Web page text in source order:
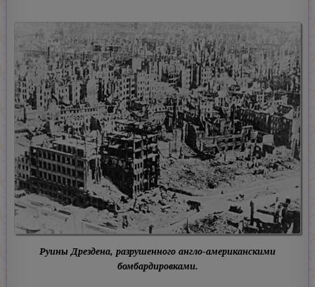
Руины Дрездена, разрушенного англо-американскими
бомбардировками.